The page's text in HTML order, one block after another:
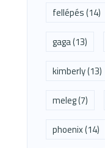
fellépés(14)
gaga(13)
kimberly(13)
meleg(7)
phoenix(14)